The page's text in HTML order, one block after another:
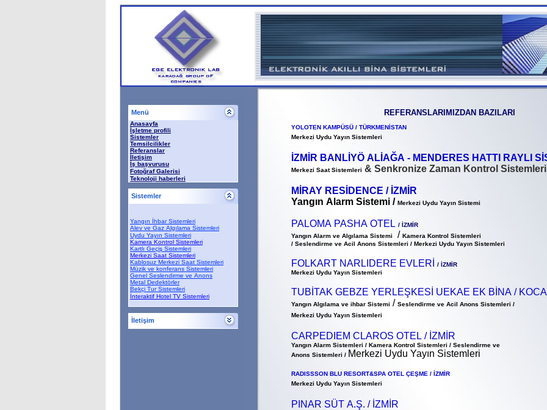
Menü
Anasayfa
İşletme profili
Sistemler
Temsilcilikler
Referanslar
İletişim
İş başvurusu
Fotoğraf Galerisi
Teknoloji haberleri
Sistemler
Yangın İhbar Sistemleri
Alev ve Gaz Algılama Sistemleri
Uydu Yayın Sistemleri
Kamera Kontrol Sistemleri
Kartlı Geçiş Sistemleri
Merkezi Saat Sistemleri
Kablosuz Merkezi Saat Sistemleri
Müzik ve konferans Sistemleri
Genel Seslendirme ve Anons
Metal Dedektörler
Bekçi Tur Sistemleri
İnteraktif Hotel TV Sistemleri
İletişim
REFERANSLARIMIZDAN BAZILARI
YOLOTEN KAMPÜSÜ / TÜRKMENİSTAN
Merkezi Uydu Yayın Sistemleri
İZMİR BANLİYÖ ALİAĞA - MENDERES HATTI RAYLI
Merkezi Saat Sistemleri & Senkronize Zaman Kontrol Sistemleri
MİRAY RESİDENCE / İZMİR
Yangın Alarm Sistemi / Merkezi Uydu Yayın Sistemi
PALOMA PASHA OTEL / İZMİR
Yangın Alarm ve Algılama Sistemi
/ Kamera Kontrol Sistemleri
/ Seslendirme ve Acil Anons Sistemleri / Merkezi Uydu Yayın Sistemleri
FOLKART NARLIDERE EVLERİ
/ İZMİR
Merkezi Uydu Yayın Sistemleri
TUBİTAK GEBZE YERLEŞKESİ UEKAE EK BİNA /
Yangın Algılama ve ihbar Sistemi / Seslendirme ve Acil Anons Sistemleri /
Merkezi Uydu Yayın Sistemleri
CARPEDIEM CLAROS OTEL / İZMİR
Yangın Alarm Sistemleri / Kamera Kontrol Sistemleri / Seslendirme ve
Anons Sistemleri / Merkezi Uydu Yayın Sistemleri
RADISSSON BLU RESORT&SPA OTEL ÇEŞME / İZMİR
Merkezi Uydu Yayın Sistemleri
PINAR SÜT A.Ş. / İZMİR